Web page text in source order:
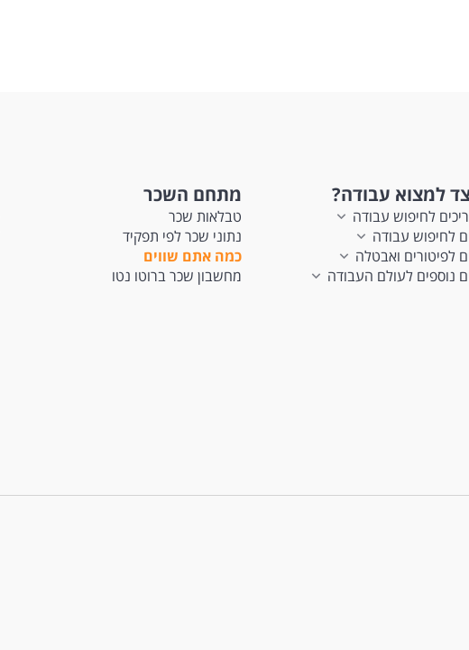
למצוא עבודה?
לחיפוש עבודה
לחיפוש עבודה
לפיטורים ואבטלה
נוספים לעולם העבודה
מתחם השכר
טבלאות שכר
נתוני שכר לפי תפקיד
כמה אתם שווים
מחשבון שכר ברוטו נטו